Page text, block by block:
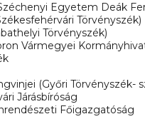
Egyetem Deák
Törvényszék)
Törvényszék)
Vármegyei
(Győri Törvényszék-
Járásbíróság
Főigazgatóság